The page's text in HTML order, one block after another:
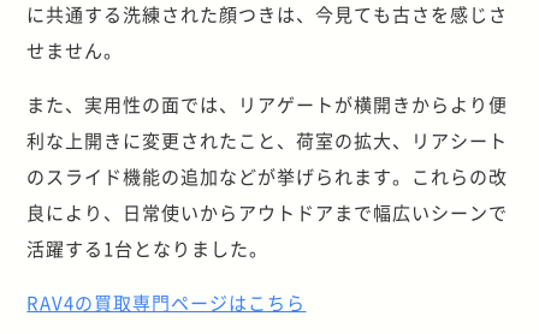
に共通する洗練された顔つきは、今見ても古さを感じさ
せません。
また、実用性の面では、リアゲートが横開きからより便
利な上開きに変更されたこと、荷室の拡大、リアシート
のスライド機能の追加などが挙げられます。これらの改
良により、日常使いからアウトドアまで幅広いシーンで
活躍する1台となりました。
RAV4の買取専門ページはこちら